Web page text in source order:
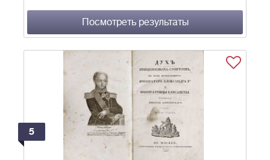
Николаем Кургановым. - 9-е изд. - СПб.: Печ. в
тип. Ив. Глазунова; Иждивением Ивана
Глазунова, 1818. - Ч. 1. - [10], 1-448, 489-496 с.;
Посмотреть результаты
5